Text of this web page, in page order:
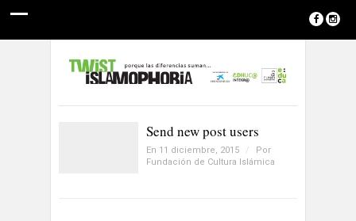
Send new post users
En 11 diciembre, 2015 /
Por
Fundación de Cultura Islámica